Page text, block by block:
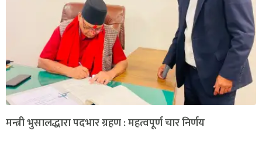
मन्त्री भुसालद्धारा पदभार ग्रहण : महत्वपूर्ण चार निर्णय